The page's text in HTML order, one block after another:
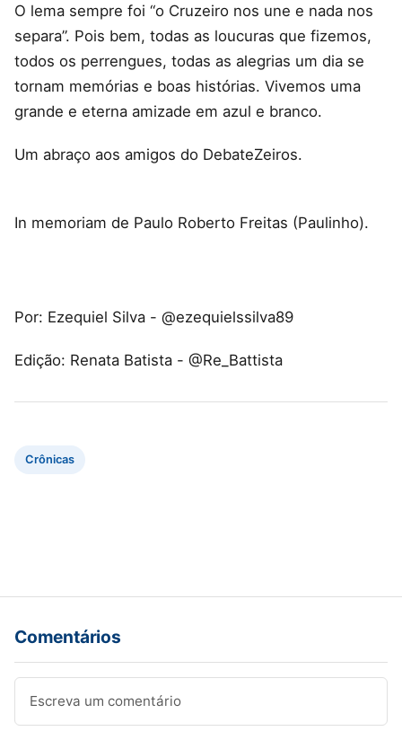
O lema sempre foi “o Cruzeiro nos une e nada nos
separa”. Pois bem, todas as loucuras que fizemos,
todos os perrengues, todas as alegrias um dia se
tornam memórias e boas histórias. Vivemos uma
grande e eterna amizade em azul e branco.
Um abraço aos amigos do DebateZeiros.
In memoriam de Paulo Roberto Freitas (Paulinho).
Por: Ezequiel Silva - @ezequielssilva89
Edição: Renata Batista - @Re_Battista
Crônicas
Comentários
Escreva um comentário